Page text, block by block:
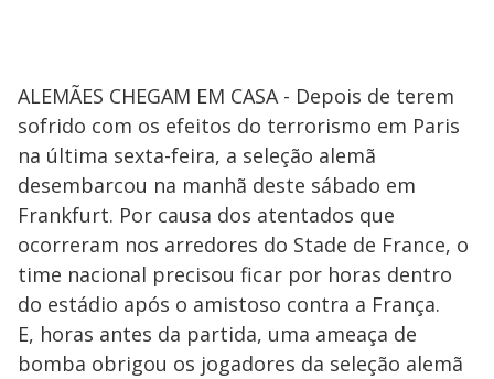
ALEMÃES CHEGAM EM CASA - Depois de terem
sofrido com os efeitos do terrorismo em Paris
na última sexta-feira, a seleção alemã
desembarcou na manhã deste sábado em
Frankfurt. Por causa dos atentados que
ocorreram nos arredores do Stade de France, o
time nacional precisou ficar por horas dentro
do estádio após o amistoso contra a França.
E, horas antes da partida, uma ameaça de
bomba obrigou os jogadores da seleção alemã